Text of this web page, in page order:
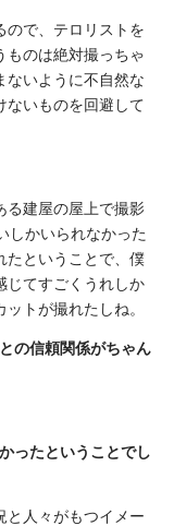
ので、テロリストを
ものは絶対撮っちゃ
ないように不自然な
ないものを回避して
る建屋の屋上で撮影
しかいられなかった
たということで、僕
じてすごくうれしか
トが撮れたしね。
の信頼関係がちゃん
ったということでし
と人々がもつイメー